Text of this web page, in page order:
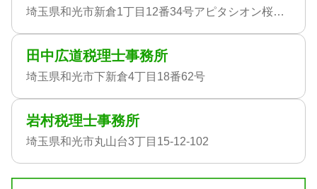
埼玉県和光市新倉1丁目12番34号アピタシオン桜井102号室
田中広道税理士事務所
埼玉県和光市下新倉4丁目18番62号
岩村税理士事務所
埼玉県和光市丸山台3丁目15-12-102